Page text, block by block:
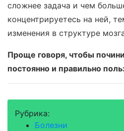
сложнее задача и чем
концентрируетесь на ней,
изменения в структуре
Проще говоря, чтобы
постоянно и правильно
Рубрика:
Болезни